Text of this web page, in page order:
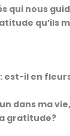
qui nous
qu’ils
est-il en
dans ma
gratitude?